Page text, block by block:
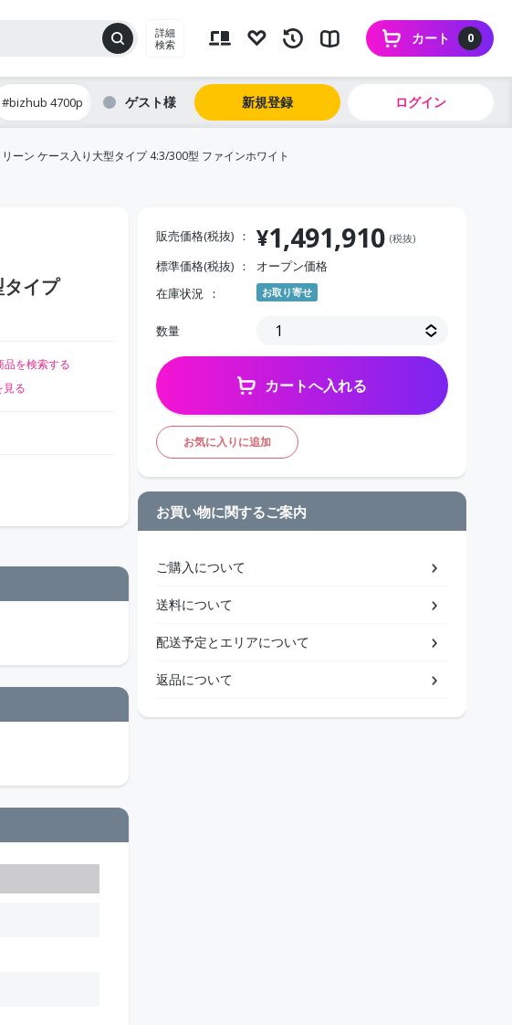
詳細
検索
0
カート
#bizhub 4700p ゲスト 新規登録 ログイン
ーン ケース入り大型タイプ 4:3/300型 ファインホワイト
イプ
品を検索する
見る
販売価格(税抜) ¥1,491,910 (税抜)
標準価格(税抜)
オープン価格
在庫状況
お取り寄せ
数量
カートへ入れる
お気に入りに追加
お買い物に関するご案内
ご購入について
送料について
配送予定とエリアについて
返品について